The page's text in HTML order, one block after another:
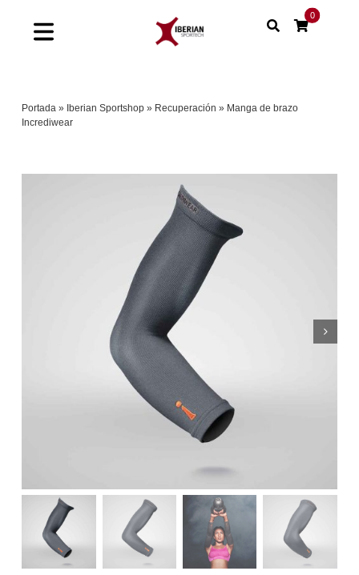
Toggle
0
Portada » Iberian Sportshop » Recuperación » Manga de brazo
Incrediwear